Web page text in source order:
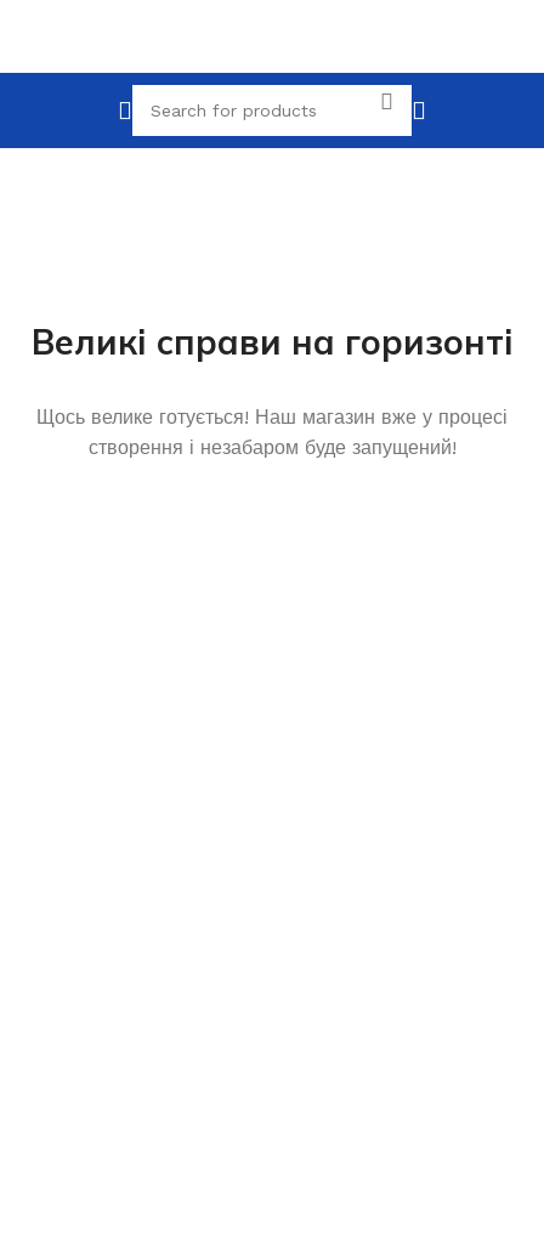
Великі справи на горизонті
Щось велике готується! Наш магазин вже у процесі
створення і незабаром буде запущений!